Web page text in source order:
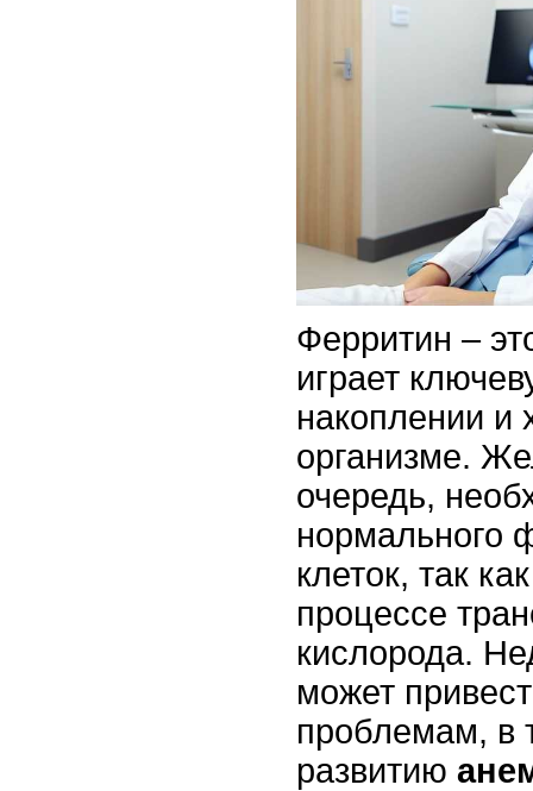
Ферритин –
играет
накоплении и
организме.
очередь,
нормального
клеток, так
процессе
кислорода.
может
проблемам, в
развитию